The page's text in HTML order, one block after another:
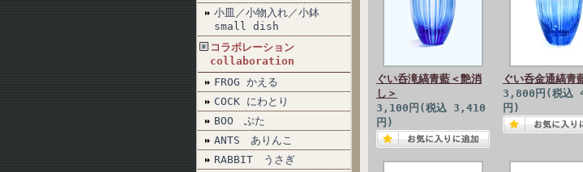
小皿／小物入れ／小鉢
small dish
コラボレーション
collaboration
FROG かえる
COCK にわとり
BOO ぶた
ANTS ありんこ
RABBIT うさぎ
ぐい呑滝縞青藍＜艶消
し＞
3,100円(税込 3,410
円)
ぐい呑金通縞青
3,800円(税込
円)